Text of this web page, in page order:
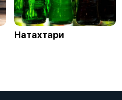
Натахтари